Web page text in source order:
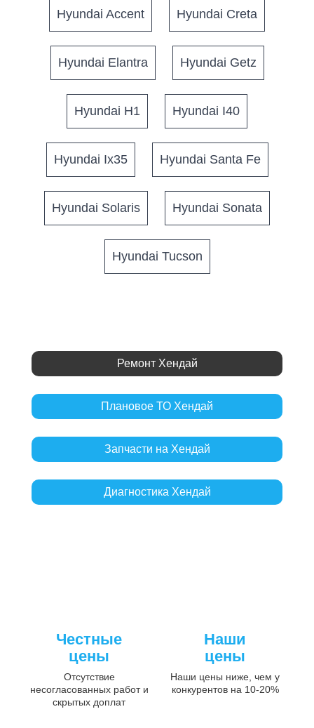
Hyundai Accent Hyundai Creta
Hyundai Elantra Hyundai Getz
Hyundai H1 Hyundai I40
Hyundai Ix35 Hyundai Santa Fe
Hyundai Solaris Hyundai Sonata
Hyundai Tucson
Ремонт Хендай
Плановое ТО Хендай
Запчасти на Хендай
Диагностика Хендай
Честные
цены
Отсутствие
несогласованных работ и
скрытых доплат
Наши
цены
Наши цены ниже, чем у
конкурентов на 10-20%